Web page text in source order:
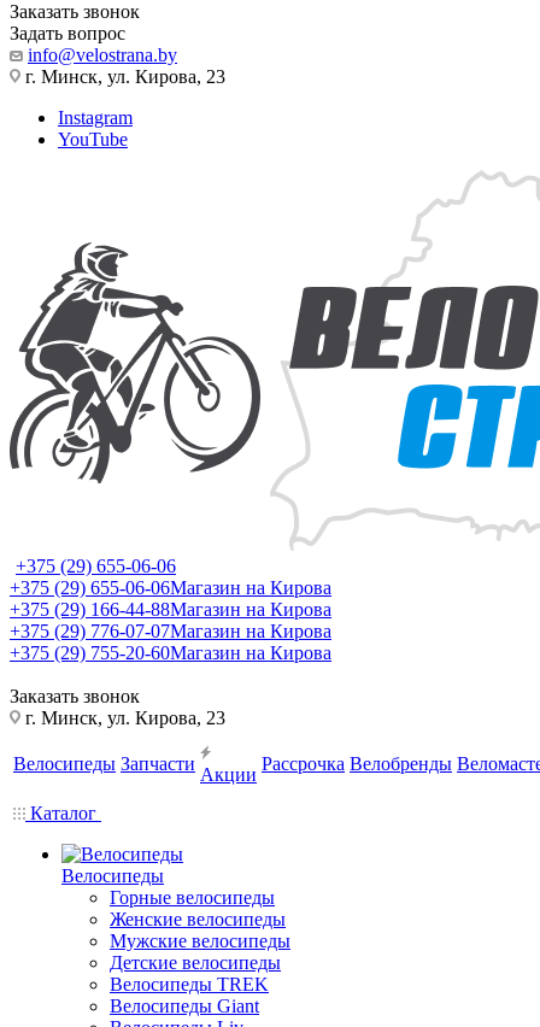
Заказать звонок
Задать вопрос
info@velostrana.by
г. Минск, ул. Кирова, 23
Instagram
YouTube
+375 (29) 655-06-06
+375 (29) 655-06-06Магазин на Кирова
+375 (29) 166-44-88Магазин на Кирова
+375 (29) 776-07-07Магазин на Кирова
+375 (29) 755-20-60Магазин на Кирова
Заказать звонок
г. Минск, ул. Кирова, 23
Велосипеды Запчасти
Акции
Рассрочка Велобренды
Каталог
Велосипеды
Горные велосипеды
Женские велосипеды
Мужские велосипеды
Детские велосипеды
Велосипеды TREK
Велосипеды Giant